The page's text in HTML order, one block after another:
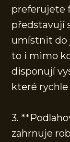
preferujete
představují
umístnit do
to i mimo
disponují
které
3.
zahrnuje